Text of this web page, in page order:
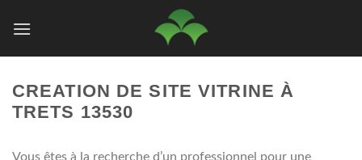
CREATION DE SITE VITRINE À
TRETS 13530
Vous êtes à la recherche d’un professionnel pour une